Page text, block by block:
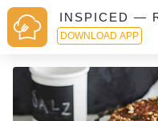
INSPICED —
DOWNLOAD APP